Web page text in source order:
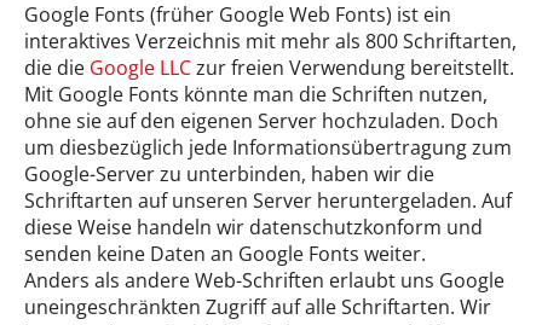
Google Fonts (früher Google Web Fonts) ist ein
interaktives Verzeichnis mit mehr als 800 Schriftarten,
die die Google LLCzur freien Verwendung bereitstellt.
Mit Google Fonts könnte man die Schriften nutzen,
ohne sie auf den eigenen Server hochzuladen. Doch
um diesbezüglich jede Informationsübertragung zum
Google-Server zu unterbinden, haben wir die
Schriftarten auf unseren Server heruntergeladen. Auf
diese Weise handeln wir datenschutzkonform und
senden keine Daten an Google Fonts weiter.
Anders als andere Web-Schriften erlaubt uns Google
uneingeschränkten Zugriff auf alle Schriftarten. Wir